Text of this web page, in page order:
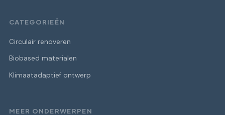
CATEGORIEËN
Circulair renoveren
Biobased materialen
Klimaatadaptief ontwerp
MEER ONDERWERPEN